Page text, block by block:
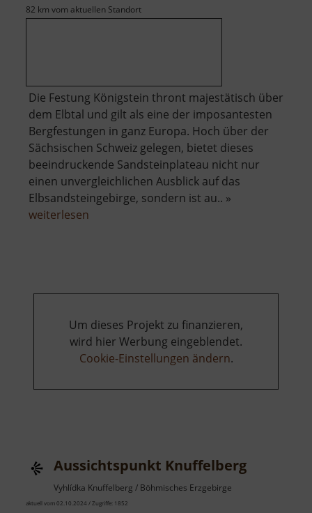
82 km vom aktuellen Standort
Die Festung Königstein thront majestätisch über
dem Elbtal und gilt als eine der imposantesten
Bergfestungen in ganz Europa. Hoch über der
Sächsischen Schweiz gelegen, bietet dieses
beeindruckende Sandsteinplateau nicht nur
einen unvergleichlichen Ausblick auf das
Elbsandsteingebirge, sondern ist au.. »
weiterlesen
Um dieses Projekt zu finanzieren,
wird hier Werbung eingeblendet.
Cookie-Einstellungen ändern.
Aussichtspunkt Knuffelberg
Vyhlídka Knuffelberg / Böhmisches Erzgebirge
aktuell vom 02.10.2024 / Zugriffe: 1852